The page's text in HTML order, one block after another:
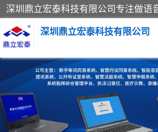
深圳鼎立宏泰科技有限公司
同步录音录像设备 便携式
数字法庭 听证室